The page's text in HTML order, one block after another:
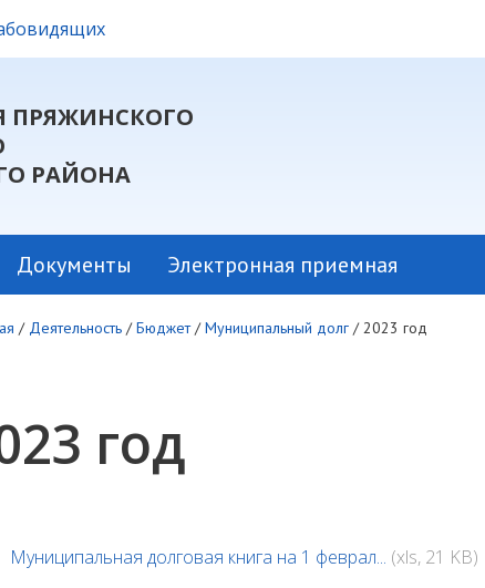
ПРЯЖИНСКОГО
РАЙОНА
Документы Электронная приемная
/ Деятельность /Бюджет /Муниципальный долг /2023 год
год
Муниципальная долговая книга на 1 феврал... (xls, 21 KB)